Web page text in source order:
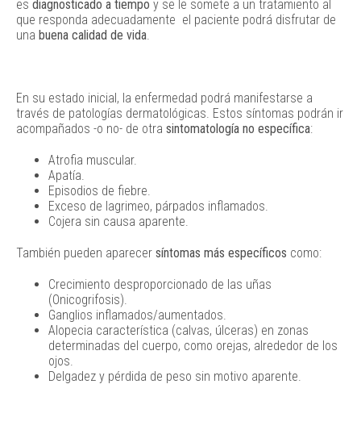
es diagnosticado a tiempo y se le somete a un tratamiento al
que responda adecuadamente el paciente podrá disfrutar de
una buena calidad de vida.
En su estado inicial, la enfermedad podrá manifestarse a
través de patologías dermatológicas. Estos síntomas podrán ir
acompañados -o no- de otra sintomatología no específica:
Atrofia muscular.
Apatía.
Episodios de fiebre.
Exceso de lagrimeo, párpados inflamados.
Cojera sin causa aparente.
También pueden aparecer síntomas más específicos como:
Crecimiento desproporcionado de las uñas
(Onicogrifosis).
Ganglios inflamados/aumentados.
Alopecia característica (calvas, úlceras) en zonas
determinadas del cuerpo, como orejas, alrededor de los
ojos.
Delgadez y pérdida de peso sin motivo aparente.